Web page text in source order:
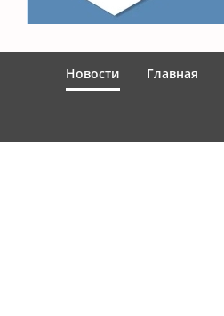
Новости Главная